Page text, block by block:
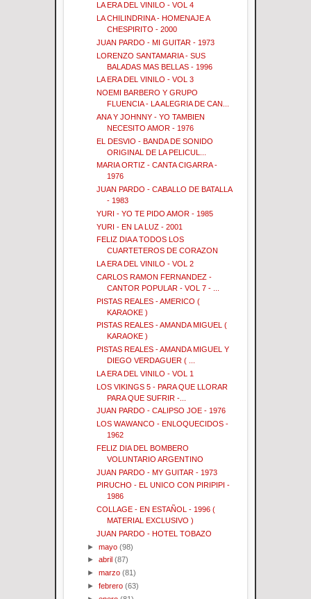
LA ERA DEL VINILO - VOL 4
LA CHILINDRINA - HOMENAJE A
CHESPIRITO - 2000
JUAN PARDO - MI GUITAR - 1973
LORENZO SANTAMARIA - SUS
BALADAS MAS BELLAS - 1996
LA ERA DEL VINILO - VOL 3
NOEMI BARBERO Y GRUPO
FLUENCIA - LA ALEGRIA DE CAN...
ANA Y JOHNNY - YO TAMBIEN
NECESITO AMOR - 1976
EL DESVIO - BANDA DE SONIDO
ORIGINAL DE LA PELICUL...
MARIA ORTIZ - CANTA CIGARRA -
1976
JUAN PARDO - CABALLO DE BATALLA
- 1983
YURI - YO TE PIDO AMOR - 1985
YURI - EN LA LUZ - 2001
FELIZ DIA A TODOS LOS
CUARTETEROS DE CORAZON
LA ERA DEL VINILO - VOL 2
CARLOS RAMON FERNANDEZ -
CANTOR POPULAR - VOL 7 - ...
PISTAS REALES - AMERICO (
KARAOKE )
PISTAS REALES - AMANDA MIGUEL (
KARAOKE )
PISTAS REALES - AMANDA MIGUEL Y
DIEGO VERDAGUER ( ...
LA ERA DEL VINILO - VOL 1
LOS VIKINGS 5 - PARA QUE LLORAR
PARA QUE SUFRIR -...
JUAN PARDO - CALIPSO JOE - 1976
LOS WAWANCO - ENLOQUECIDOS -
1962
FELIZ DIA DEL BOMBERO
VOLUNTARIO ARGENTINO
JUAN PARDO - MY GUITAR - 1973
PIRUCHO - EL UNICO CON PIRIPIPI -
1986
COLLAGE - EN ESTAÑOL - 1996 (
MATERIAL EXCLUSIVO )
JUAN PARDO - HOTEL TOBAZO
►mayo (98)
►abril (87)
►marzo (81)
►febrero (63)